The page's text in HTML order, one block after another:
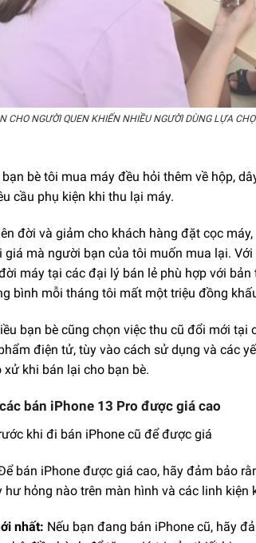
CHO NGƯỜI QUEN KHIẾN NHIỀU NGƯỜI DÙNG LỰA
bè tôi mua máy đều hỏi thêm về hộp,
cầu phụ kiện khi thu lại máy.
đời và giảm cho khách hàng đặt cọc
giá mà người bạn của tôi muốn mua lại.
máy tại các đại lý bán lẻ phù hợp với
bình mỗi tháng tôi mất một triệu đồng
bạn bè cũng chọn việc thu cũ đổi mới
điện tử, tùy vào cách sử dụng và các
xử khi bán lại cho bạn bè.
bán iPhone 13 Pro được giá cao
khi đi bán iPhone cũ để được giá
bán iPhone được giá cao, hãy đảm bảo
hư hỏng nào trên màn hình và các linh kiện
nhất: Nếu bạn đang bán iPhone cũ, hãy